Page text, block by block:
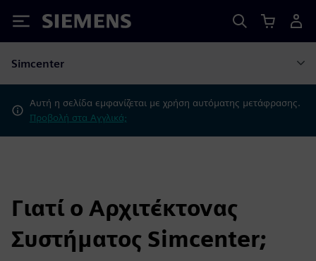
Siemens
Simcenter
Αυτή η σελίδα εμφανίζεται με χρήση αυτόματης μετάφρασης.
Προβολή στα Αγγλικά;
Γιατί ο Αρχιτέκτονας
Συστήματος Simcenter;